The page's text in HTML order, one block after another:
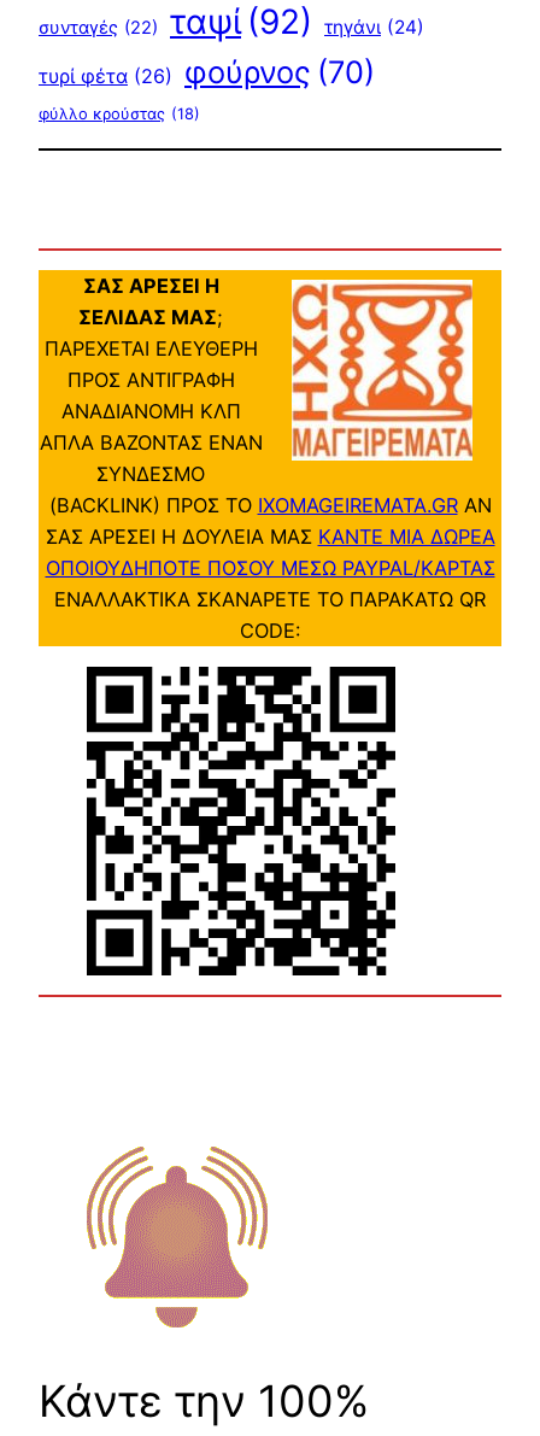
συνταγές (22) ταψί (92) τηγάνι (24)
τυρί φέτα (26) φούρνος (70)
φύλλο κρούστας (18)
ΣΑΣ ΑΡΕΣΕΙ Η
ΣΕΛΙΔΑΣ ΜΑΣ;
ΠΑΡΕΧΕΤΑΙ ΕΛΕΥΘΕΡΗ
ΠΡΟΣ ΑΝΤΙΓΡΑΦΗ
ΑΝΑΔΙΑΝΟΜΗ ΚΛΠ
ΑΠΛΑ ΒΑΖΟΝΤΑΣ ΕΝΑΝ
ΣΥΝΔΕΣΜΟ
(BACKLINK) ΠΡΟΣ ΤΟ IXOMAGEIREMATA.GRΑΝ
ΣΑΣ ΑΡΕΣΕΙ Η ΔΟΥΛΕΙΑ ΜΑΣ ΚΑΝΤΕ ΜΙΑ ΔΩΡΕΑ
ΟΠΟΙΟΥΔΗΠΟΤΕ ΠΟΣΟΥ ΜΕΣΩ PAYPAL/ΚΑΡΤΑΣ
ΕΝΑΛΛΑΚΤΙΚΑ ΣΚΑΝΑΡΕΤΕ ΤΟ ΠΑΡΑΚΑΤΩ QR
CODE:
Κάντε την 100%